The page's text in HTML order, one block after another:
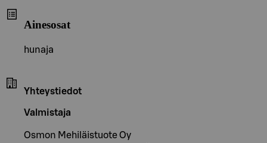
Ainesosat
hunaja
Yhteystiedot
Valmistaja
Osmon Mehiläistuote Oy